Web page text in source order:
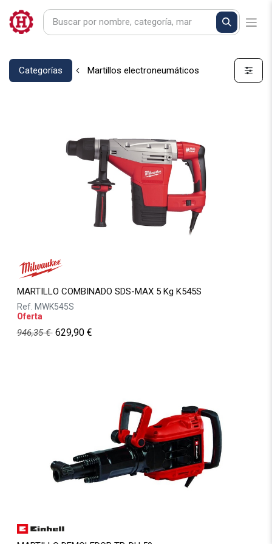
Categorías Martillos electroneumáticos
MARTILLO COMBINADO SDS-MAX 5 Kg K545S
Ref. MWK545S
Oferta
946,35€ 629,90€